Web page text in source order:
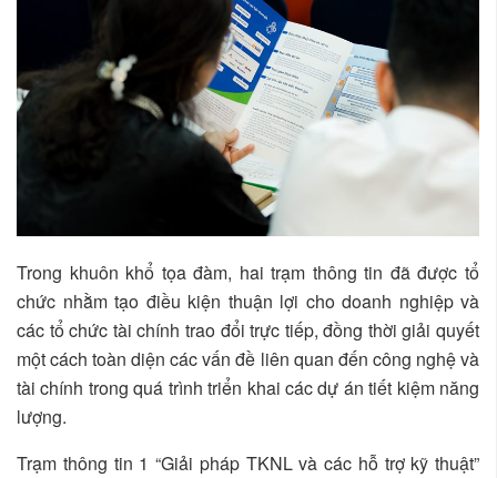
Trong khuôn khổ tọa đàm, hai trạm thông tin đã được tổ
chức nhằm tạo điều kiện thuận lợi cho doanh nghiệp và
các tổ chức tài chính trao đổi trực tiếp, đồng thời giải quyết
một cách toàn diện các vấn đề liên quan đến công nghệ và
tài chính trong quá trình triển khai các dự án tiết kiệm năng
lượng.
Trạm thông tin 1 “Giải pháp TKNL và các hỗ trợ kỹ thuật”